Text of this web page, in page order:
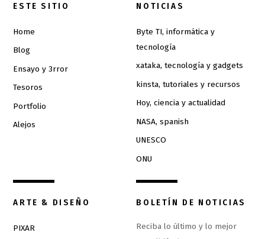
ESTE SITIO
Home
Blog
Ensayo y 3rror
Tesoros
Portfolio
Alejos
NOTICIAS
Byte TI, informática y
tecnología
xataka, tecnología y gadgets
kinsta, tutoriales y recursos
Hoy, ciencia y actualidad
NASA, spanish
UNESCO
ONU
ARTE & DISEÑO
PIXAR
BOLETÍN DE NOTICIAS
Reciba lo último y lo mejor